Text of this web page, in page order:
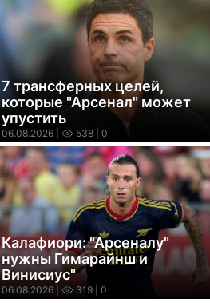
7 трансферных целей,
которые "Арсенал" может
упустить
06.08.2026 | 538 | 0
Калафиори: "Арсеналу"
нужны Гимарайнш и
Винисиус"
06.08.2026 | 319 | 0